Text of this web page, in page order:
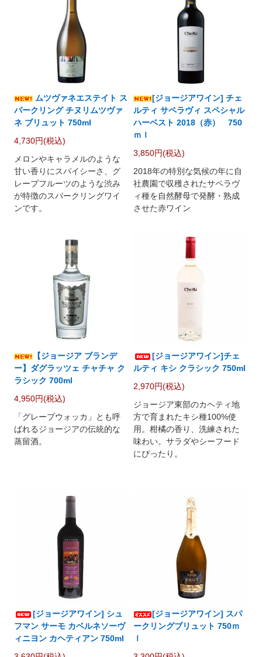
ムツヴァネエステイト ス
パークリング チヌリムツヴァ
ネ ブリュット 750ml
4,730円(税込)
メロンやキャラメルのような
甘い香りにスパイシーさ、グ
レープフルーツのような渋み
が特徴のスパークリングワイ
ンです。
[ジョージアワイン] チェ
ルティ サペラヴィ スペシャル
ハーベスト 2018（赤） 750
ｍｌ
3,850円(税込)
2018年の特別な気候の年に自
社農園で収穫されたサペラヴ
ィ種を自然酵母で発酵・熟成
させた赤ワイン
【ジョージア ブランデ
ー】ダグラッツェ チャチャ ク
ラシック 700ml
4,950円(税込)
「グレープウォッカ」とも呼
ばれるジョージアの伝統的な
蒸留酒。
[ジョージアワイン]チェ
ルティ キシ クラシック 750ml
2,970円(税込)
ジョージア東部のカヘティ地
方で育まれたキシ種100%使
用。柑橘の香り、洗練された
味わい。サラダやシーフード
にぴったり。
[ジョージアワイン] シュ
フマン サーモ カベルネソーヴ
ィニヨン カヘティアン 750ml
[ジョージアワイン] スパ
ークリングブリュット 750ｍ
ｌ